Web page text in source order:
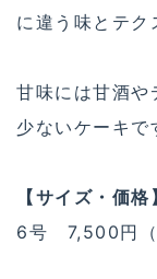
に違う味とテク
甘味には甘酒や
少ないケーキで
【サイズ・価格】
6号 7,500円（